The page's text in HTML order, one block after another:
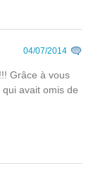
04/07/2014
Grâce à vous
avait omis de